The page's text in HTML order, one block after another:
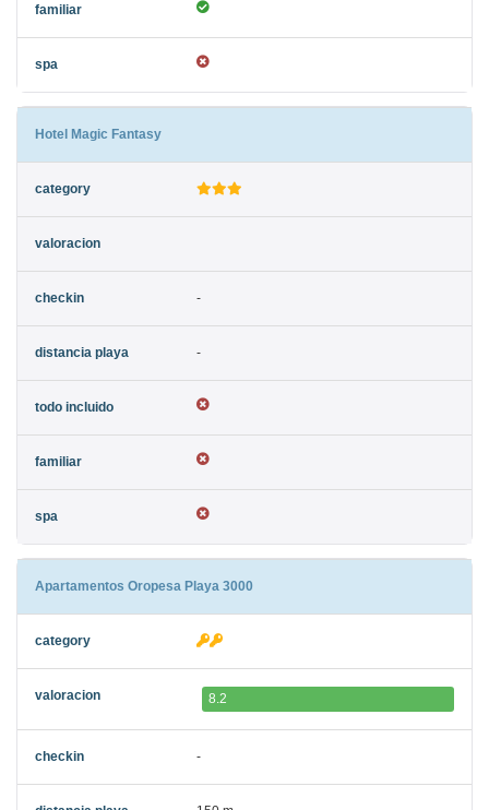
Hotel Magic Fantasy
-
-
Apartamentos Oropesa Playa 3000
8.2
-